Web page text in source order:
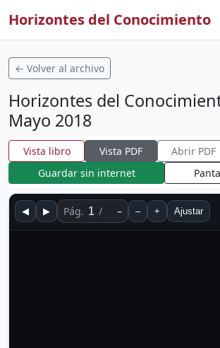
Horizontes del Conocimiento
← Volver al archivo
Horizontes del
Mayo 2018
Vista libro Vista PDF Abrir PDF
Guardar sin internet